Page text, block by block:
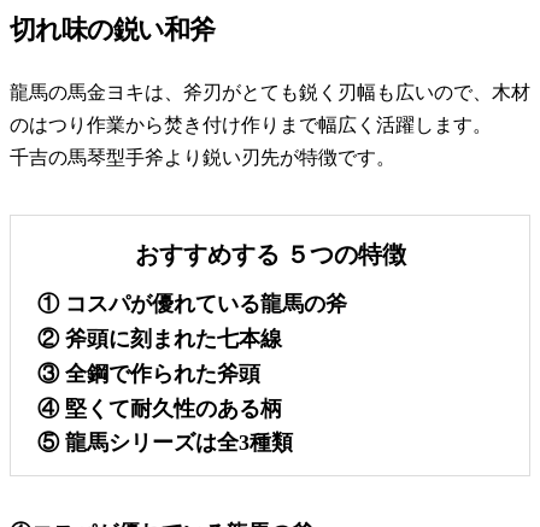
切れ味の鋭い和斧
龍馬の馬金ヨキは、斧刃がとても鋭く刃幅も広いので、木材
のはつり作業から焚き付け作りまで幅広く活躍します。
千吉の馬琴型手斧より鋭い刃先が特徴です。
おすすめする ５つの特徴
① コスパが優れている龍馬の斧
② 斧頭に刻まれた七本線
③ 全鋼で作られた斧頭
④ 堅くて耐久性のある柄
⑤ 龍馬シリーズは全3種類